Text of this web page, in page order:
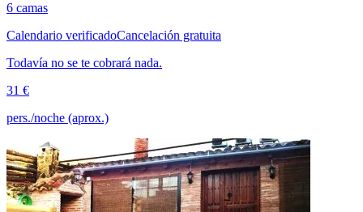
6 camas
Calendario verificadoCancelación gratuita
Todavía no se te cobrará nada.
31 €
pers./noche (aprox.)